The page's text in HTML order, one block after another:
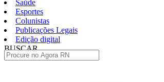
Saúde
Esportes
Colunistas
Publicações Legais
Edição digital
BUSCAR